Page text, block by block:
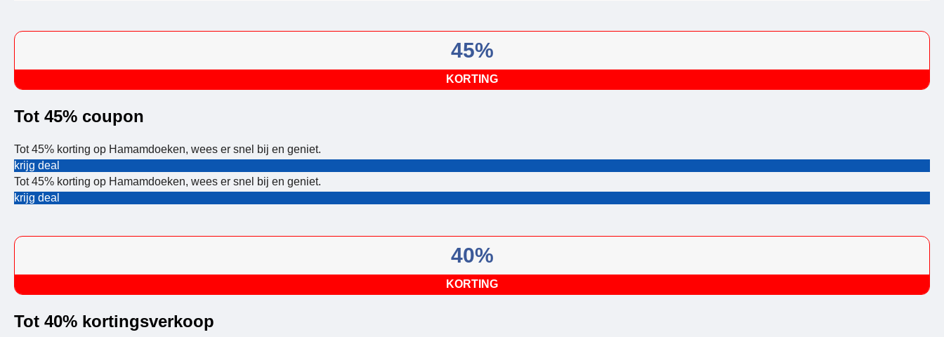
45%
KORTING
Tot 45% coupon
Tot 45% korting op Hamamdoeken, wees er snel bij en geniet.
krijg deal
Tot 45% korting op Hamamdoeken, wees er snel bij en geniet.
krijg deal
40%
KORTING
Tot 40% kortingsverkoop